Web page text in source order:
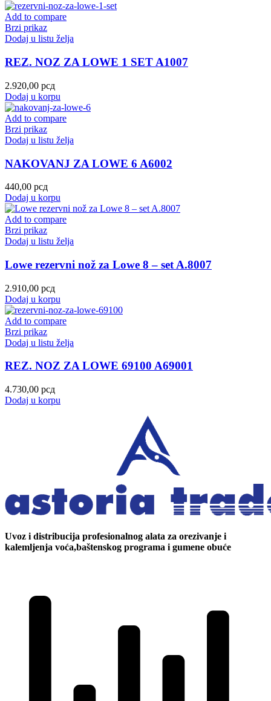
Add to compare
Brzi prikaz
Dodaj u listu želja
REZ. NOZ ZA LOWE 1 SET A1007
2.920,00 рсд
Dodaj u korpu
Add to compare
Brzi prikaz
Dodaj u listu želja
NAKOVANJ ZA LOWE 6 A6002
440,00 рсд
Dodaj u korpu
Add to compare
Brzi prikaz
Dodaj u listu želja
Lowe rezervni nož za Lowe 8 – set A.8007
2.910,00 рсд
Dodaj u korpu
Add to compare
Brzi prikaz
Dodaj u listu želja
REZ. NOZ ZA LOWE 69100 A69001
4.730,00 рсд
Dodaj u korpu
Uvoz i distribucija profesionalnog alata za orezivanje i
kalemljenja voća,baštenskog programa i gumene obuće